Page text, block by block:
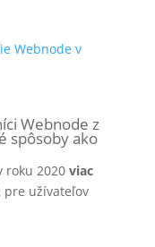
Webnode z
spôsoby ako
roku 2020viac
užívateľov